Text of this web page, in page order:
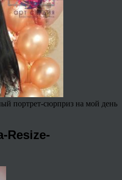
портрет-сюрприз на мой день
Resize-